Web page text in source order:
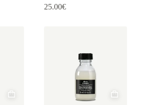
25.00€